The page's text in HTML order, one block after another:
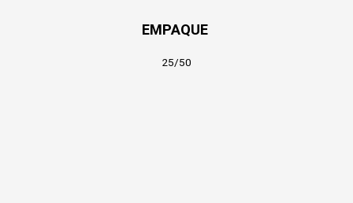
EMPAQUE
25/50